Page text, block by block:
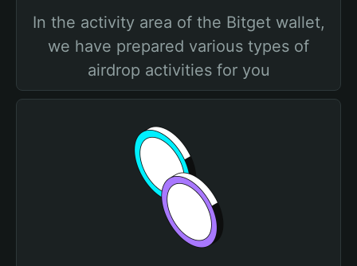
In the activity area of the Bitget wallet,
we have prepared various types of
airdrop activities for you